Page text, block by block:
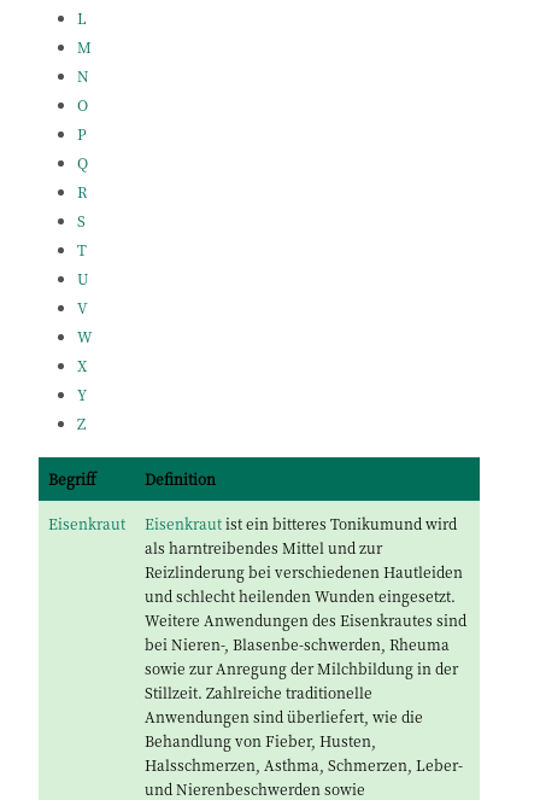
L
M
N
O
P
Q
R
S
T
U
V
W
X
Y
Z
Begriff Definition
Eisenkraut Eisenkrautist ein bitteres Tonikumund wird
als harntreibendes Mittel und zur
Reizlinderung bei verschiedenen Hautleiden
und schlecht heilenden Wunden eingesetzt.
Weitere Anwendungen des Eisenkrautes sind
bei Nieren-, Blasenbe-schwerden, Rheuma
sowie zur Anregung der Milchbildung in der
Stillzeit. Zahlreiche traditionelle
Anwendungen sind überliefert, wie die
Behandlung von Fieber, Husten,
Halsschmerzen, Asthma, Schmerzen, Leber-
und Nierenbeschwerden sowie